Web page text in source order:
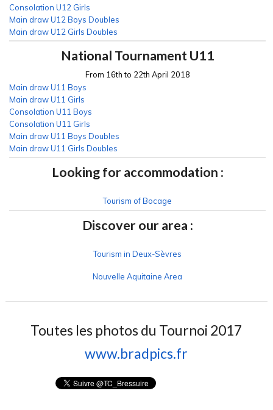
Consolation U12 Girls
Main draw U12 Boys Doubles
Main draw U12 Girls Doubles
National Tournament U11
From 16th to 22th April 2018
Main draw U11 Boys
Main draw U11 Girls
Consolation U11 Boys
Consolation U11 Girls
Main draw U11 Boys Doubles
Main draw U11 Girls Doubles
Looking for accommodation :
Tourism of Bocage
Discover our area :
Tourism in Deux-Sèvres
Nouvelle Aquitaine Area
Toutes les photos du Tournoi 2017
www.bradpics.fr